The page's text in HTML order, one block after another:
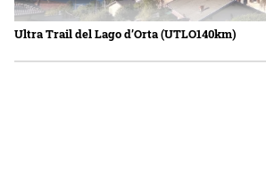
Ultra Trail del Lago d’Orta (UTLO140km)